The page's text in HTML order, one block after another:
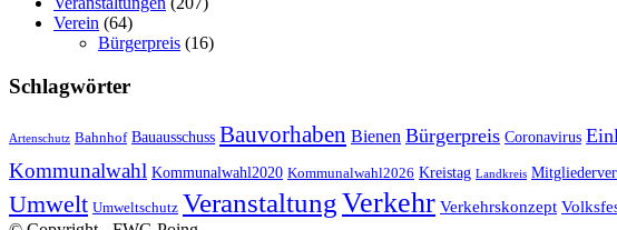
Verein (64)
Bürgerpreis (16)
Schlagwörter
Artenschutz Bahnhof Bauausschuss Bauvorhaben Bienen Bürgerpreis Coronavirus
Kommunalwahl Kommunalwahl2020 Kommunalwahl2026 Kreistag Landkreis
Umwelt Umweltschutz VeranstaltungVerkehr Verkehrskonzept